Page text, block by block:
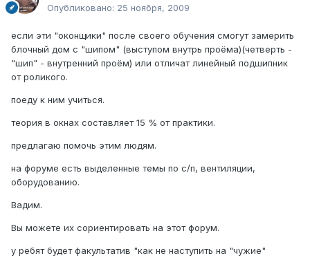
Опубликовано: 25 ноября, 2009
если эти "оконщики" после своего обучения смогут замерить
блочный дом с "шипом" (выступом внутрь проёма)(четверть -
"шип" - внутренний проём) или отличат линейный подшипник
от роликого.
поеду к ним учиться.
теория в окнах составляет 15 % от практики.
предлагаю помочь этим людям.
на форуме есть выделенные темы по с/п, вентиляции,
оборудованию.
Вадим.
Вы можете их сориентировать на этот форум.
у ребят будет факультатив "как не наступить на "чужие"